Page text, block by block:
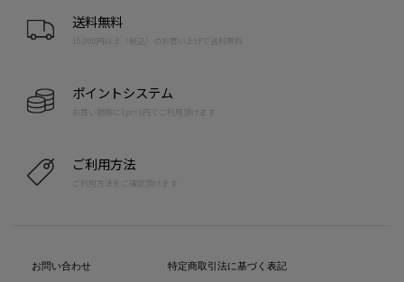
送料無料
10,000円以上（税込）のお買い上げで送料無料
ポイントシステム
お買い物毎に1pt=1円でご利用頂けます
ご利用方法
ご利用方法をご確認頂けます
お問い合わせ
特定商取引法に基づく表記